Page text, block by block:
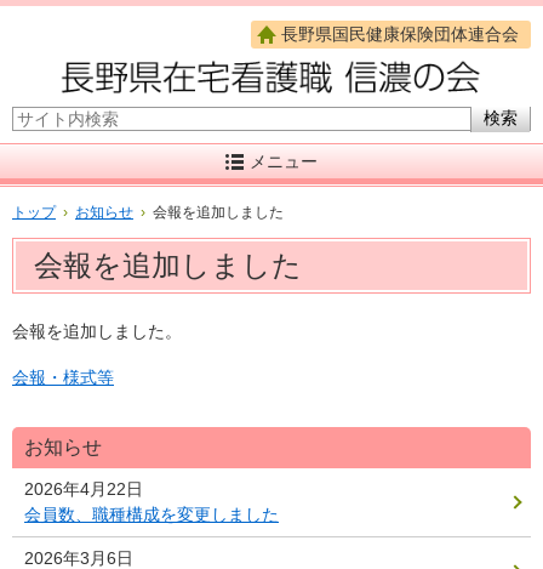
長野県国民健康保険団体連合会
サイト内検索
メニュー
トップ › お知らせ › 会報を追加しました
会報を追加しました
会報を追加しました。
会報・様式等
お知らせ
2026年4月22日
会員数、職種構成を変更しました
2026年3月6日